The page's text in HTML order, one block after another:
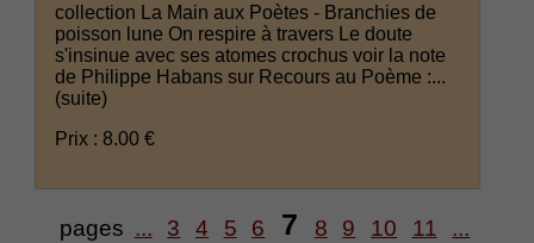
collection La Main aux Poètes - Branchies de
poisson lune On respire à travers Le doute
s'insinue avec ses atomes crochus voir la note
de Philippe Habans sur Recours au Poème :...
(suite)
Prix : 8.00 €
pages ... 3 4 5 6 7 8 9 10 11 ...